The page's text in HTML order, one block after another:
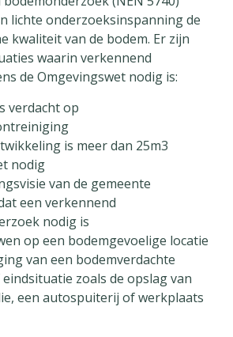
lichte onderzoeksinspanning de
kwaliteit van de bodem. Er zijn
waarin verkennend
de Omgevingswet nodig is:
verdacht op
is meer dan 25m3
nodig
van de gemeente
een verkennend
nodig is
op een bodemgevoelige locatie
van een bodemverdachte
zoals de opslag van
een autospuiterij of werkplaats